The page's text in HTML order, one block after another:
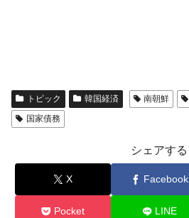
トピック 韓国経済 南朝鮮
国家債務
シェアする
X Facebook
Pocket LINE